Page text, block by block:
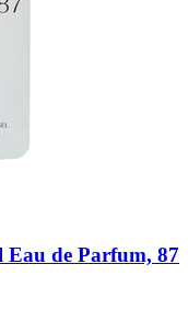
Eau de Parfum, 87